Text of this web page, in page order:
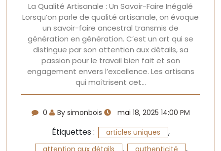
La Qualité Artisanale : Un Savoir-Faire Inégalé
Lorsqu’on parle de qualité artisanale, on évoque
un savoir-faire ancestral transmis de
génération en génération. C’est un art qui se
distingue par son attention aux détails, sa
passion pour le travail bien fait et son
engagement envers l’excellence. Les artisans
qui maîtrisent cet…
0 By simonbois mai 18, 2025 14:00 PM
Étiquettes : articles uniques ,
attention aux détails , authenticité ,